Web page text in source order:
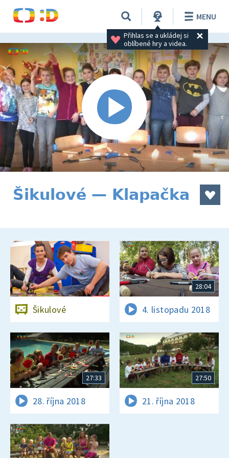
Přihlas se a ukládej si
oblíbené hry a videa.
MENU
Šikulové — Klapačka
Šikulové
28:04
4. listopadu 2018
27:33
28. října 2018
27:50
21. října 2018